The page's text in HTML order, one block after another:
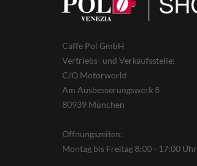
Caffe Pol GmbH
Vertriebs- und Verkaufsstelle:
C/O Motorworld
Am Ausbesserungswerk 8
80939 München
Öffnungszeiten:
Montag bis Freitag 8:00 - 17:00 Uhr